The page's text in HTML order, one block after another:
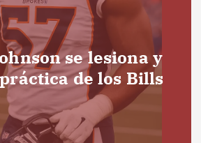
se lesiona y
de los Bills